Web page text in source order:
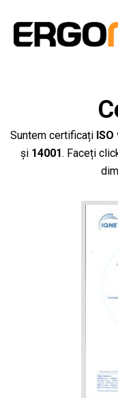
content
Suntem certificați ISO
și 14001. Faceți